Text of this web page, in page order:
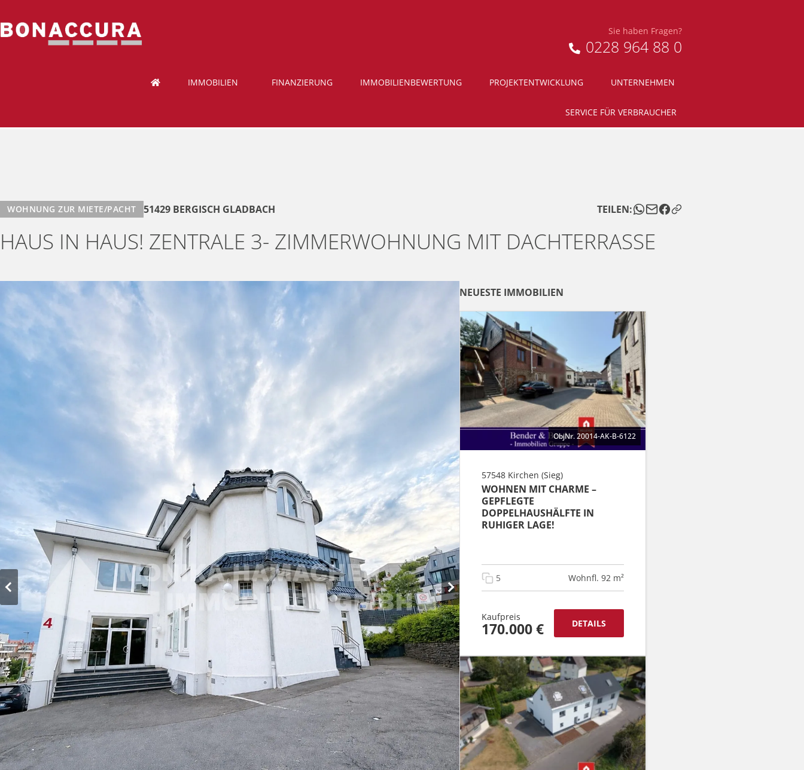
Sie haben Fragen?
0228 964 88 0
IMMOBILIEN FINANZIERUNG IMMOBILIENBEWERTUNG PROJEKTENTWICKLUNG UNTERNEHMEN
SERVICE FÜR VERBRAUCHER
WOHNUNG ZUR MIETE/PACHT 51429 BERGISCH GLADBACH TEILEN:
HAUS IN HAUS! ZENTRALE 3- ZIMMERWOHNUNG MIT DACHTERRASSE
NEUESTE IMMOBILIEN
ObjNr. 20014-AK-B-6122
57548 Kirchen (Sieg)
WOHNEN MIT CHARME –
GEPFLEGTE
DOPPELHAUSHÄLFTE IN
RUHIGER LAGE!
5 Wohnfl. 92 m²
Kaufpreis
170.000 € DETAILS